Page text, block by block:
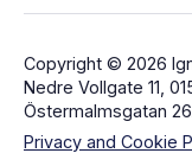
Copyright © 2026
Nedre Vollgate 11,
Östermalmsgatan
Privacy and Cookie